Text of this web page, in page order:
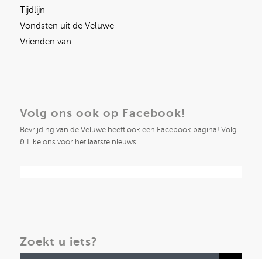
Tijdlijn
Vondsten uit de Veluwe
Vrienden van…
Volg ons ook op Facebook!
Bevrijding van de Veluwe heeft ook een Facebook pagina! Volg
& Like ons voor het laatste nieuws.
Zoekt u iets?